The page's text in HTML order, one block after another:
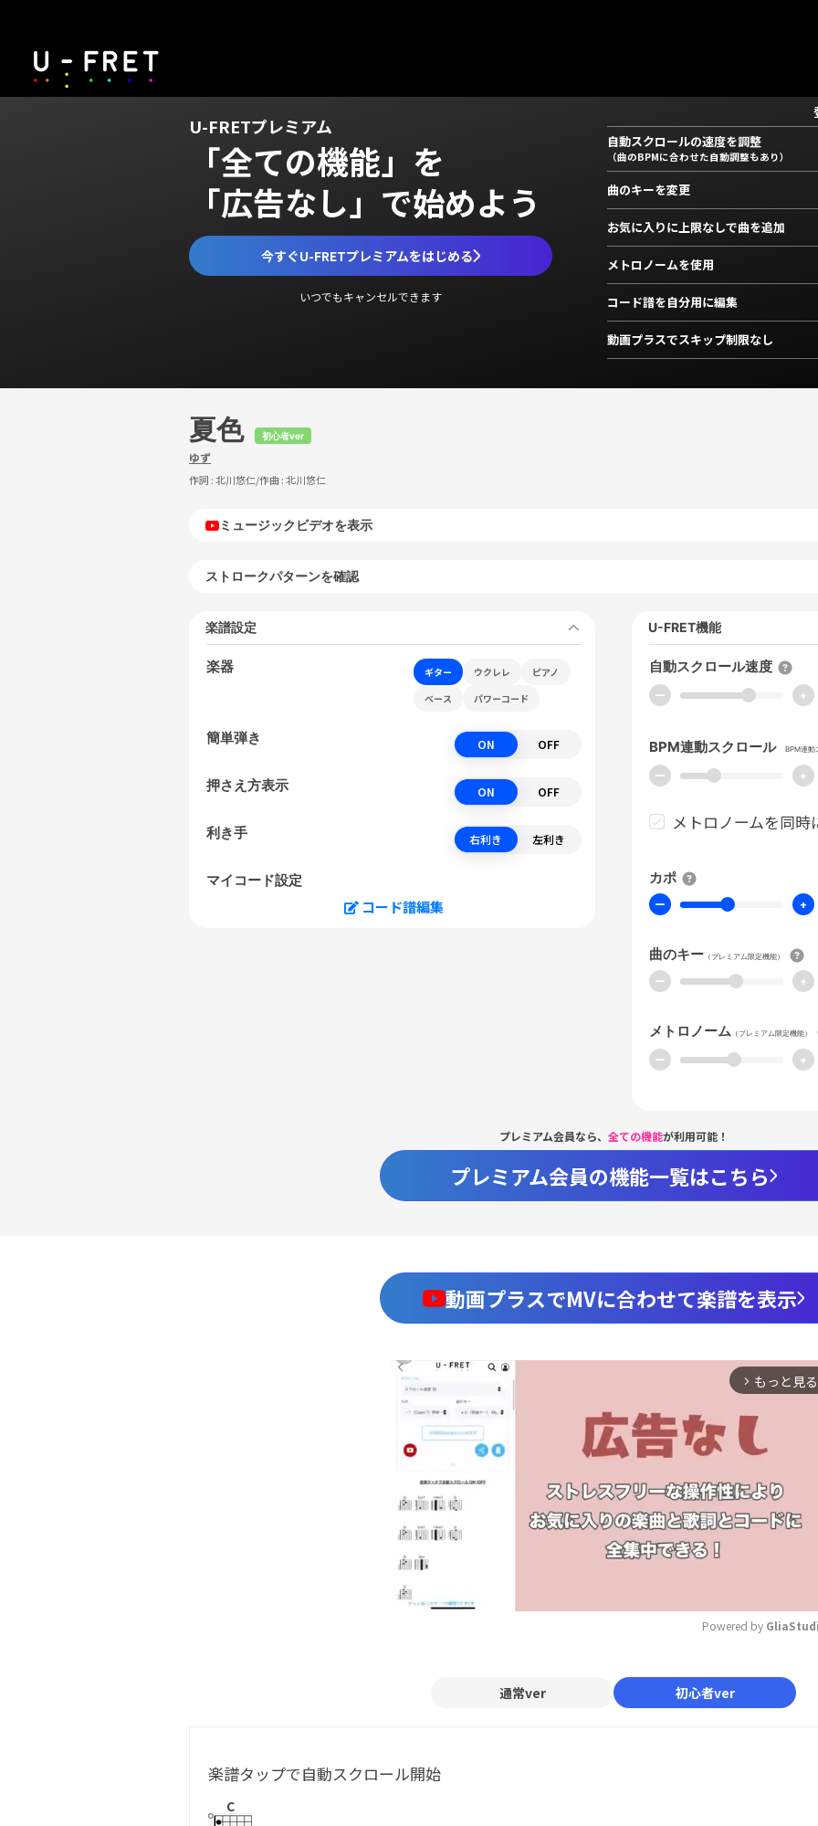
U-FRETプレミアム
「全ての機能」を
「広告なし」で始めよう
今すぐU-FRETプレミアムをはじめる
いつでもキャンセルできます
自動スクロールの速度を調整
（曲のBPMに合わせた自動調整もあり）
曲のキーを変更
お気に入りに上限なしで曲を追加
メトロノームを使用
コード譜を自分用に編集
動画プラスでスキップ制限なし
夏色 初心者ver
ゆず
作詞 :北川悠仁/作曲 :北川悠仁
ミュージックビデオを表示
ストロークパターンを確認
楽譜設定
楽器 ギター ウクレレ
ピアノ
ベース
パワーコード
簡単弾き ON OFF
押さえ方表示 ON OFF
利き手 右利き 左利き
マイコード設定
コード譜編集
U-FRET機能
自動スクロール速度
ー +
BPM連動スクロール BPM連動
ー +
メトロノームを同時
カポ
ー +
曲のキー （プレミアム限定機能）
ー +
メトロノーム （プレミアム限定機能）
ー +
プレミアム会員なら、 全ての機能が利用可能！
プレミアム会員の機能一覧はこちら
動画プラスでMVに合わせて楽譜を表示
arrow_forward_ios もっと見る
Mute
Powered by
通常ver 初心者ver
楽譜タップで自動スクロール開始
C